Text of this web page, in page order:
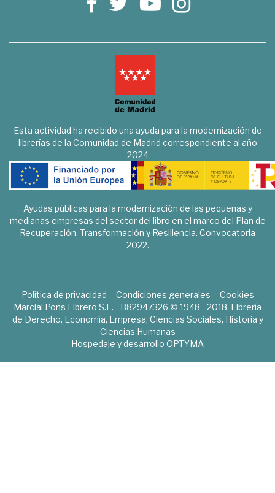
Esta actividad ha recibido una ayuda para la modernización de
librerías de la Comunidad de Madrid correspondiente al año
2024
Ayudas públicas para la modernización de las pequeñas y
medianas empresas del sector del libro en el marco del Plan de
Recuperación, Transformación y Resiliencia. Convocatoria
2022.
Política de privacidad Condiciones generales
Cookies
Marcial Pons Librero S.L. - B82947326 © 1948 - 2018. Librería
de Derecho, Economía, Empresa, Ciencias Sociales, Historia y
Ciencias Humanas
Hospedaje y desarrollo OPTYMA